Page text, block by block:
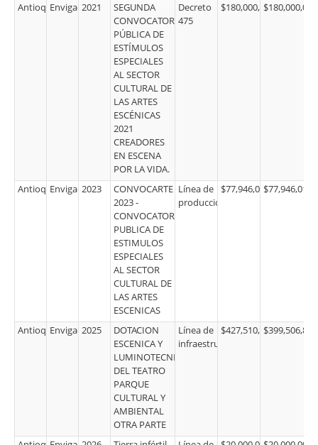
AntioquiaEnvigado2021
SEGUNDA
CONVOCATORIA
PÚBLICA DE
ESTÍMULOS
ESPECIALES
AL SECTOR
CULTURAL DE
LAS ARTES
ESCÉNICAS
2021
CREADORES
EN ESCENA
POR LA VIDA.
Decreto
475
$180,000,000.00
AntioquiaEnvigado2023
CONVOCARTE
2023 -
CONVOCATORIA
PUBLICA DE
ESTIMULOS
ESPECIALES
AL SECTOR
CULTURAL DE
LAS ARTES
ESCENICAS
Línea de
producción
$77,946,018.00
AntioquiaEnvigado2025
DOTACION
ESCENICA Y
LUMINOTECNICA
DEL TEATRO
PARQUE
CULTURAL Y
AMBIENTAL
OTRA PARTE
Línea de
infraestructura
$427,510,328.00